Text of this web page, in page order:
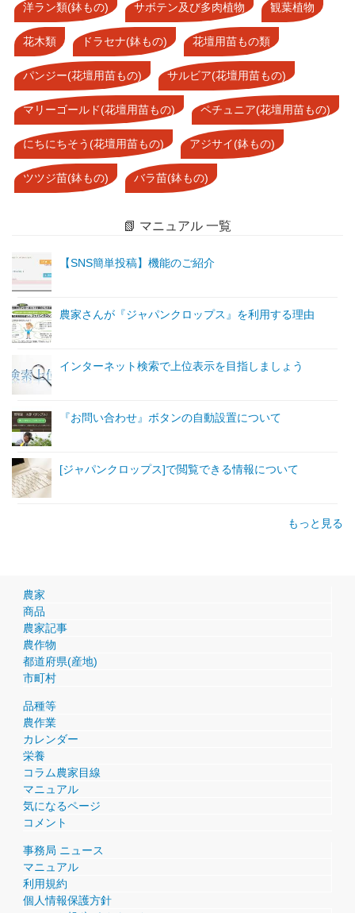
洋ラン類(鉢もの) サボテン及び多肉植物 観葉植物
花木類 ドラセナ(鉢もの) 花壇用苗もの類
パンジー(花壇用苗もの) サルビア(花壇用苗もの)
マリーゴールド(花壇用苗もの) ペチュニア(花壇用苗もの)
にちにちそう(花壇用苗もの) アジサイ(鉢もの)
ツツジ苗(鉢もの) バラ苗(鉢もの)
📗 マニュアル 一覧
【SNS簡単投稿】機能のご紹介
農家さんが『ジャパンクロップス』を利用する理由
インターネット検索で上位表示を目指しましょう
『お問い合わせ』ボタンの自動設置について
[ジャパンクロップス]で閲覧できる情報について
もっと見る
農家
商品
農家記事
農作物
都道府県(産地)
市町村
品種等
農作業
カレンダー
栄養
コラム農家目線
マニュアル
気になるページ
コメント
事務局 ニュース
マニュアル
利用規約
個人情報保護方針